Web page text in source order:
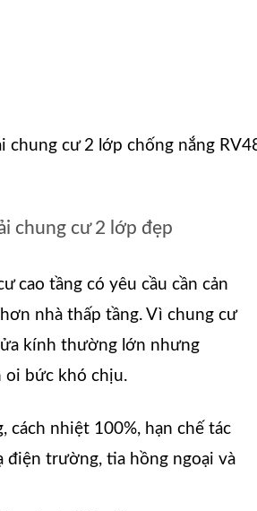
chung cư 2 lớp chống nắng
chung cư 2 lớp đẹp
cao tầng có yêu cầu cần cản
nhà thấp tầng. Vì chung cư
kính thường lớn nhưng
oi bức khó chịu.
cách nhiệt 100%, hạn chế tác
điện trường, tia hồng ngoại và